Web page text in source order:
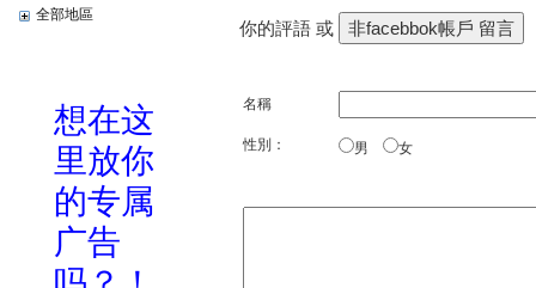
全部地區
你的評語 或
名稱
性別： 男 女